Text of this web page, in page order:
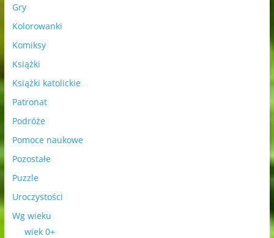
Gry
Kolorowanki
Komiksy
Książki
Książki katolickie
Patronat
Podróże
Pomoce naukowe
Pozostałe
Puzzle
Uroczystości
Wg wieku
wiek 0+